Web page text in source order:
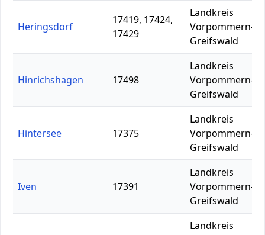
Heringsdorf
17419, 17424,
17429
Landkreis
Vorpommern-
Greifswald
Hinrichshagen 17498
Landkreis
Vorpommern-
Greifswald
Hintersee 17375
Landkreis
Vorpommern-
Greifswald
Iven 17391
Landkreis
Vorpommern-
Greifswald
Landkreis